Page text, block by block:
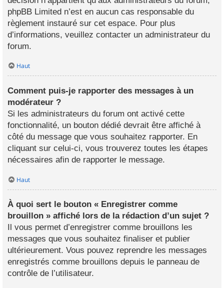
phpBB Limited n’est en aucun cas responsable du
règlement instauré sur cet espace. Pour plus
d’informations, veuillez contacter un administrateur du
forum.
Haut
Comment puis-je rapporter des messages à un
modérateur ?
Si les administrateurs du forum ont activé cette
fonctionnalité, un bouton dédié devrait être affiché à
côté du message que vous souhaitez rapporter. En
cliquant sur celui-ci, vous trouverez toutes les étapes
nécessaires afin de rapporter le message.
Haut
À quoi sert le bouton « Enregistrer comme
brouillon » affiché lors de la rédaction d’un sujet ?
Il vous permet d’enregistrer comme brouillons les
messages que vous souhaitez finaliser et publier
ultérieurement. Vous pouvez reprendre les messages
enregistrés comme brouillons depuis le panneau de
contrôle de l’utilisateur.